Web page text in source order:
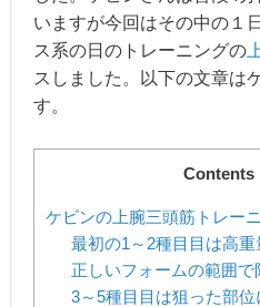
いますが今回はその中の１日
ス系の日のトレーニングの
スしました。以下の文章は
す。
Contents
ケビンの上腕三頭筋トレー
最初の1～2種目目は高重
正しいフォームの範囲
3～5種目目は狙った部